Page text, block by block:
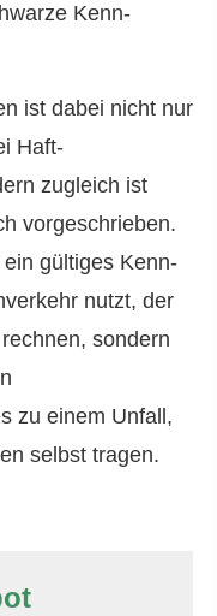
Kenn­
ist dabei nicht nur
Haft­
zugleich ist
vorgeschrieben.
ein gültiges Kenn­
nutzt, der
sondern
zu einem Unfall,
selbst tragen.